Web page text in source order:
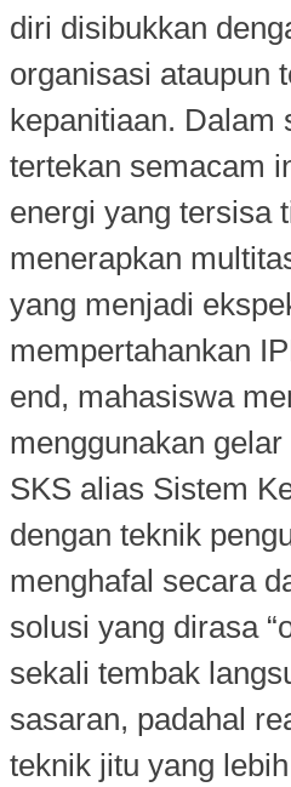
diri disibukkan
organisasi ataupun
kepanitiaan. Dalam
tertekan semacam
energi yang tersisa
menerapkan
yang menjadi
mempertahankan
end, mahasiswa
menggunakan
SKS alias Sistem
dengan teknik
menghafal secara
solusi yang dirasa
sekali tembak
sasaran, padahal
teknik jitu yang